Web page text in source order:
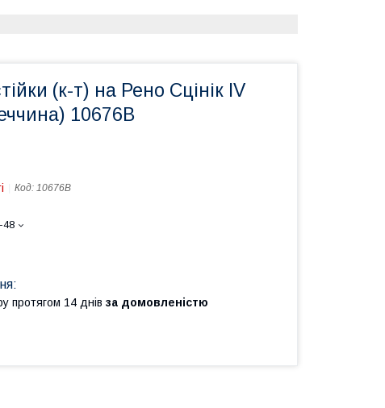
(к-т) на Рено Сцінік IV
10676B
Код: 10676B
48
протягом 14 днів за домовленістю